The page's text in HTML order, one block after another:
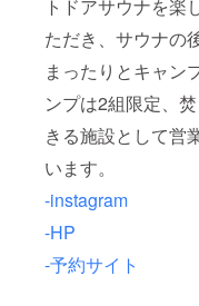
トドアサウナを楽
ただき、サウナの
まったりとキャン
ンプは2組限定、
きる施設として営
います。
-instagram
-HP
-予約サイト